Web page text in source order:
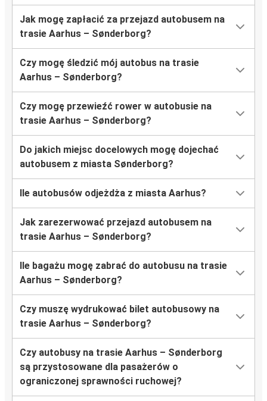
Jak mogę zapłacić za przejazd autobusem na
trasie Aarhus – Sønderborg?
Czy mogę śledzić mój autobus na trasie
Aarhus – Sønderborg?
Czy mogę przewieźć rower w autobusie na
trasie Aarhus – Sønderborg?
Do jakich miejsc docelowych mogę dojechać
autobusem z miasta Sønderborg?
Ile autobusów odjeżdża z miasta Aarhus?
Jak zarezerwować przejazd autobusem na
trasie Aarhus – Sønderborg?
Ile bagażu mogę zabrać do autobusu na trasie
Aarhus – Sønderborg?
Czy muszę wydrukować bilet autobusowy na
trasie Aarhus – Sønderborg?
Czy autobusy na trasie Aarhus – Sønderborg
są przystosowane dla pasażerów o
ograniczonej sprawności ruchowej?